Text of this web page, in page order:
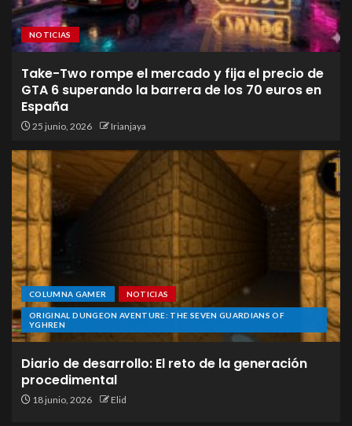
NOTICIAS
Take-Two rompe el mercado y fija el precio de
GTA 6 superando la barrera de los 70 euros en
España
25 junio, 2026 Irianjaya
COLUMNA GAMER NOTICIAS
ORIGINAL DUNGEON AVENTURE: THE SEVEN GUARDIANS OF
YGHREN
Diario de desarrollo: El reto de la generación
procedimental
18 junio, 2026 Elid